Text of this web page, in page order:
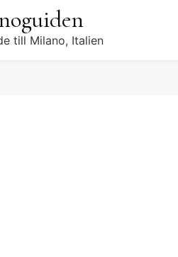
till Milano, Italien